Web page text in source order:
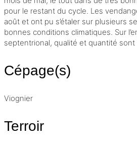
pour le restant du cycle. Les
août et ont pu s’étaler sur plusieurs
bonnes conditions climatiques. Sur
septentrional, qualité et quantité
Cépage(s)
Viognier
Terroir